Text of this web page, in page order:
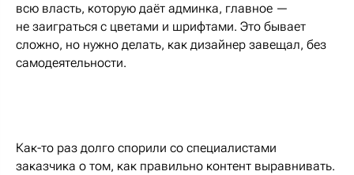
всю власть, которую даёт админка, главное —
не заиграться с цветами и шрифтами. Это бывает
сложно, но нужно делать, как дизайнер завещал, без
самодеятельности.
Как-то раз долго спорили со специалистами
заказчика о том, как правильно контент выравнивать.